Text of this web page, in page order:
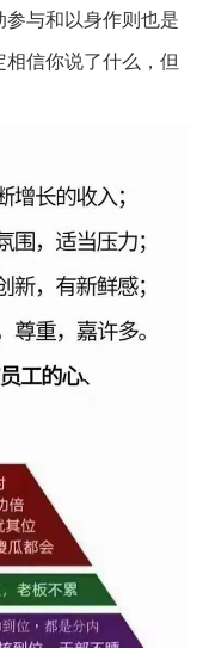
与和以身作则也是
信你说了什么，但